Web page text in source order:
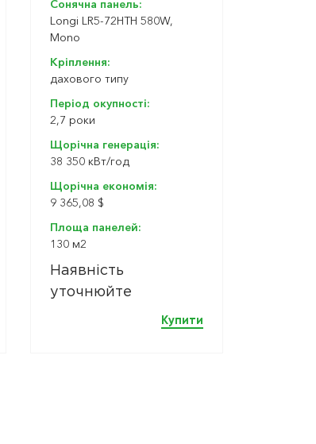
Сонячна панель:
Longi LR5-72HTH 580W,
Mono
Кріплення:
дахового типу
Період окупності:
2,7 роки
Щорічна генерація:
38 350 кBт/год
Щорічна економія:
9 365,08 $
Площа панелей:
130 м2
Наявність
уточнюйте
Купити